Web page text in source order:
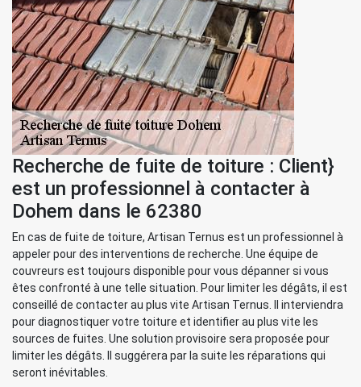
Recherche de fuite de toiture : Client}
est un professionnel à contacter à
Dohem dans le 62380
En cas de fuite de toiture, Artisan Ternus est un professionnel à
appeler pour des interventions de recherche. Une équipe de
couvreurs est toujours disponible pour vous dépanner si vous
êtes confronté à une telle situation. Pour limiter les dégâts, il est
conseillé de contacter au plus vite Artisan Ternus. Il interviendra
pour diagnostiquer votre toiture et identifier au plus vite les
sources de fuites. Une solution provisoire sera proposée pour
limiter les dégâts. Il suggérera par la suite les réparations qui
seront inévitables.